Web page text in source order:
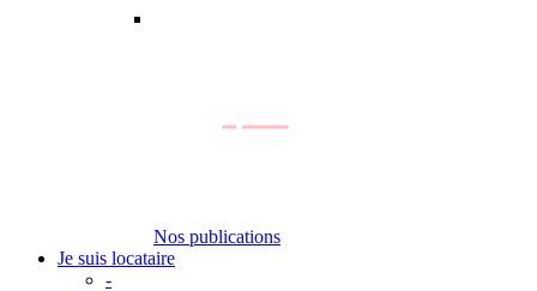
Nos publications
Je suis locataire
-